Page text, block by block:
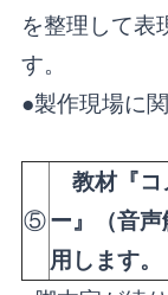
を整理して表
す。
●製作現場に
⑤
教材『コ
ー』（音
用します。